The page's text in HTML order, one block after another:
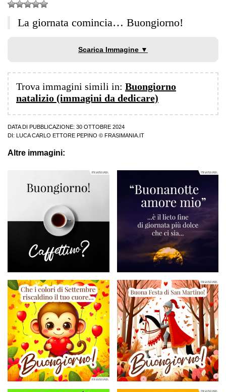
La giornata comincia… Buongiorno!
Scarica Immagine ▼
Trova immagini simili in: Buongiorno
natalizio (immagini da dedicare)
DATA DI PUBBLICAZIONE: 30 OTTOBRE 2024
DI:
LUCA CARLO ETTORE PEPINO © FRASIMANIA.IT
Altre immagini: